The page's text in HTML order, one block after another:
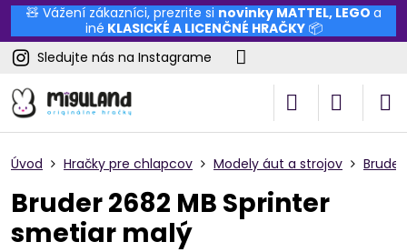
🧸 Vážení zákazníci, prezrite si novinky MATTEL, LEGO a
iné KLASICKÉ A LICENČNÉ HRAČKY📦
Sledujte nás na Instagrame
Úvod Hračky pre chlapcov Modely áut a strojov Bruder
Bruder 2682 MB Sprinter
smetiar malý